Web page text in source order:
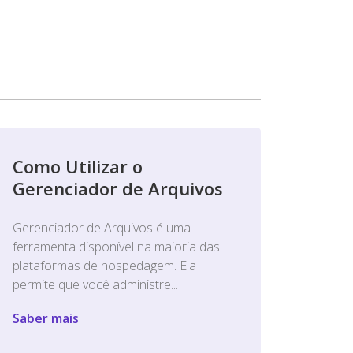
Como Utilizar o
Gerenciador de Arquivos
Gerenciador de Arquivos é uma
ferramenta disponível na maioria das
plataformas de hospedagem. Ela
permite que você administre...
Saber mais